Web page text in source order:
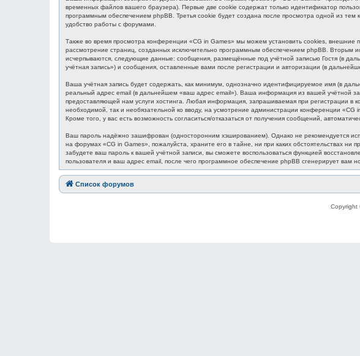
временных файлов вашего браузера). Первые две cookie содержат только идентификатор
программным обеспечением phpBB. Третья cookie будет создана после просмотра одной из
удобство работы с форумами.
Также во время просмотра конференции «CG in Games» мы можем установить cookies, внешние
рассмотрение страниц, созданных исключительно программным обеспечением phpBB.
исчерпываются, следующие данные: сообщения, размещённые под учётной записью Гостя (в
учётная запись») и сообщения, оставленные вами после регистрации и авторизации (в
Ваша учётная запись будет содержать, как минимум, однозначно идентифицируемое имя (в
реальный адрес email (в дальнейшем «ваш адрес email»). Ваша информация из вашей учётной
предоставляющей нам услуги хостинга. Любая информация, запрашиваемая при регистрации в
необходимой, так и необязательной ко вводу, на усмотрение администрации конференции
Кроме того, у вас есть возможность согласиться/отказаться от получения сообщений,
Ваш пароль надёжно зашифрован (односторонним хэшированием). Однако не рекомендуется
на форумах «CG in Games», пожалуйста, храните его в тайне, ни при каких обстоятельствах
забудете ваш пароль к вашей учётной записи, вы сможете воспользоваться функцией
пользователя и ваш адрес email, после чего программное обеспечение phpBB сгенерирует вам
Список форумов
Copyright